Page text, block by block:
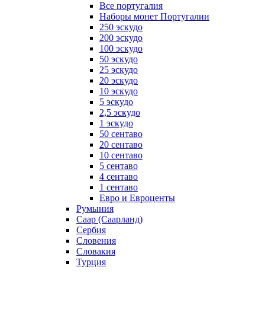
Все португалия
Наборы монет Португалии
250 эскудо
200 эскудо
100 эскудо
50 эскудо
25 эскудо
20 эскудо
10 эскудо
5 эскудо
2,5 эскудо
1 эскудо
50 сентаво
20 сентаво
10 сентаво
5 сентаво
4 сентаво
1 сентаво
Евро и Евроценты
Румыния
Саар (Саарланд)
Сербия
Словения
Словакия
Турция